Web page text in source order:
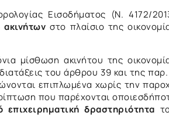
Εισοδήματος (Ν. 4172/
στο πλαίσιο της
μίσθωση ακινήτου της
του άρθρου 39 και της
επιπλωμένα χωρίς την
που παρέχονται
επιχειρηματική δραστηριότητα